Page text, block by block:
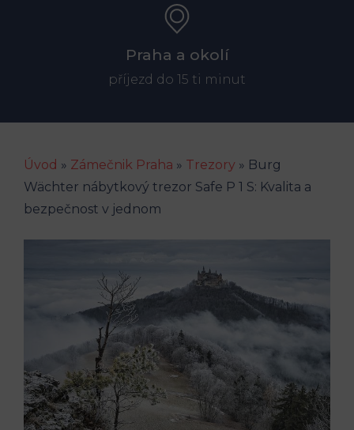
Praha a okolí
příjezd do 15 ti minut
Úvod » Zámečnik Praha » Trezory » Burg
Wächter nábytkový trezor Safe P 1 S: Kvalita a
bezpečnost v jednom